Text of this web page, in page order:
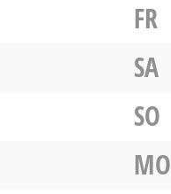
FR
SA
SO
MO